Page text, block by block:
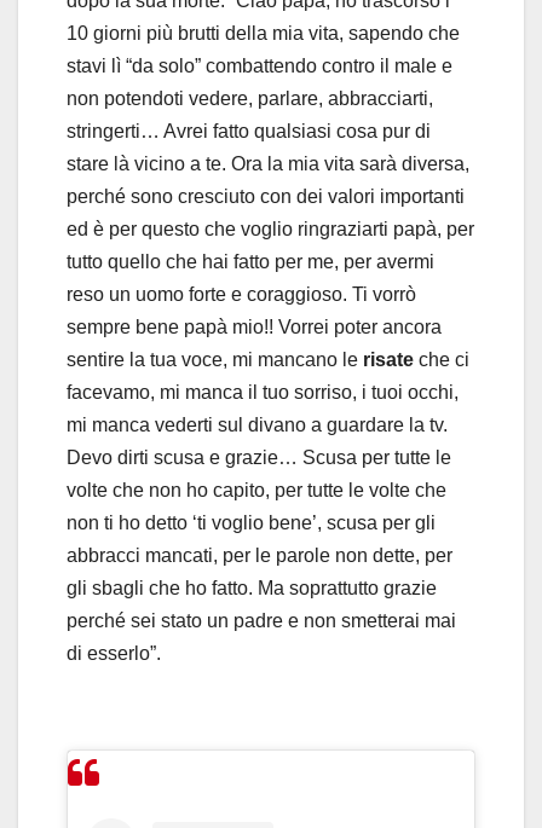
10 giorni più brutti della mia vita, sapendo che
stavi lì “da solo” combattendo contro il male e
non potendoti vedere, parlare, abbracciarti,
stringerti… Avrei fatto qualsiasi cosa pur di
stare là vicino a te. Ora la mia vita sarà diversa,
perché sono cresciuto con dei valori importanti
ed è per questo che voglio ringraziarti papà, per
tutto quello che hai fatto per me, per avermi
reso un uomo forte e coraggioso. Ti vorrò
sempre bene papà mio!! Vorrei poter ancora
sentire la tua voce, mi mancano le risate che ci
facevamo, mi manca il tuo sorriso, i tuoi occhi,
mi manca vederti sul divano a guardare la tv.
Devo dirti scusa e grazie… Scusa per tutte le
volte che non ho capito, per tutte le volte che
non ti ho detto ‘ti voglio bene’, scusa per gli
abbracci mancati, per le parole non dette, per
gli sbagli che ho fatto. Ma soprattutto grazie
perché sei stato un padre e non smetterai mai
di esserlo”.